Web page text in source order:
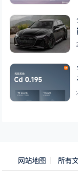
网站地图 所有